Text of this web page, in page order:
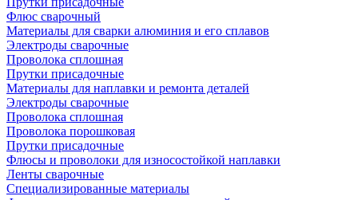
Флюс сварочный
Материалы для сварки алюминия и его сплавов
Электроды сварочные
Проволока сплошная
Прутки присадочные
Материалы для наплавки и ремонта деталей
Электроды сварочные
Проволока сплошная
Проволока порошковая
Прутки присадочные
Флюсы и проволоки для износостойкой наплавки
Ленты сварочные
Специализированные материалы